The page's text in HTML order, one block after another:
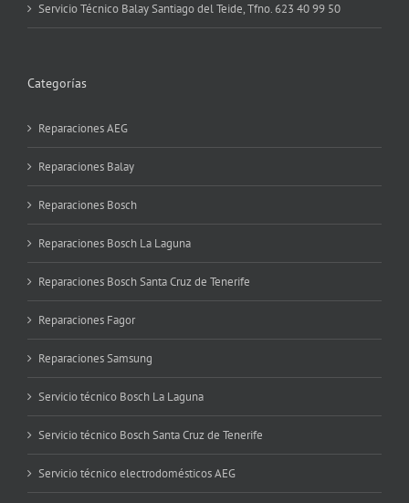
Servicio Técnico Balay Santiago del Teide, Tfno. 623 40 99 50
Categorías
Reparaciones AEG
Reparaciones Balay
Reparaciones Bosch
Reparaciones Bosch La Laguna
Reparaciones Bosch Santa Cruz de Tenerife
Reparaciones Fagor
Reparaciones Samsung
Servicio técnico Bosch La Laguna
Servicio técnico Bosch Santa Cruz de Tenerife
Servicio técnico electrodomésticos AEG